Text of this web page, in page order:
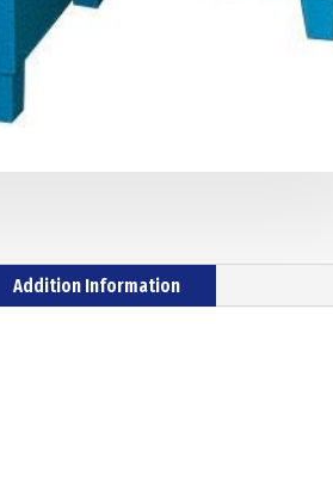
Addition Information